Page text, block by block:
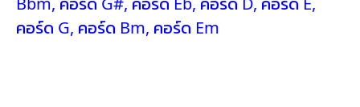
คอร์ด G, คอร์ด Bm, คอร์ด Em